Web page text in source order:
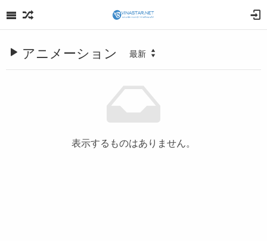
アニメーション 最新
表示するものはありません。